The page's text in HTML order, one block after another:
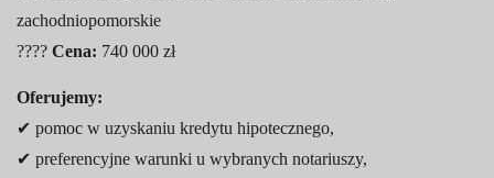
zachodniopomorskie
???? Cena: 740 000 zł
Oferujemy:
✔ pomoc w uzyskaniu kredytu hipotecznego,
✔ preferencyjne warunki u wybranych notariuszy,